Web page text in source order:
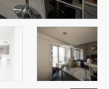
اسم الوسيط
ARSHAD SAIYED
5 أشهر +